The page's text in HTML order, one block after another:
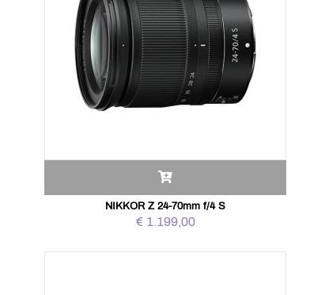
NIKKOR Z 24-70mm f/4 S
€ 1.199,00